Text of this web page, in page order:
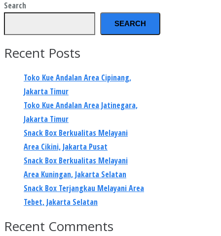
Search
SEARCH
Recent Posts
Toko Kue Andalan Area Cipinang,
Jakarta Timur
Toko Kue Andalan Area Jatinegara,
Jakarta Timur
Snack Box Berkualitas Melayani
Area Cikini, Jakarta Pusat
Snack Box Berkualitas Melayani
Area Kuningan, Jakarta Selatan
Snack Box Terjangkau Melayani Area
Tebet, Jakarta Selatan
Recent Comments